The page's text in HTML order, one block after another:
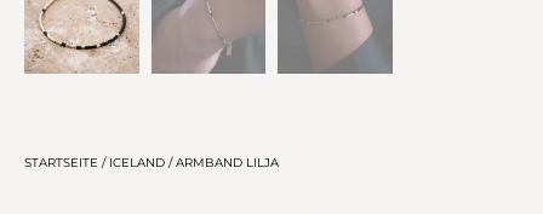
STARTSEITE / ICELAND / ARMBAND LILJA